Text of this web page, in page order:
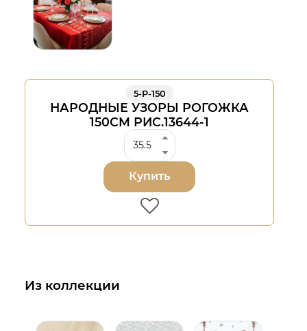
5-Р-150
НАРОДНЫЕ УЗОРЫ РОГОЖКА
150СМ РИС.13644-1
Купить
Из коллекции